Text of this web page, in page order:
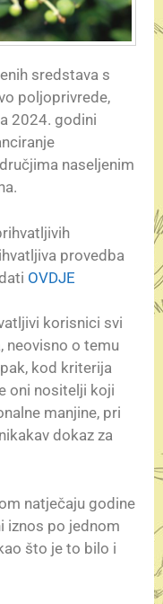
sredstava s
poljoprivrede,
2024. godini
naseljenim
provedba
OVDJE
korisnici svi
neovisno o temu
kod kriterija
oni nositelji koji
manjine, pri
dokaz za
natječaju godine
iznos po jednom
što je to bilo i